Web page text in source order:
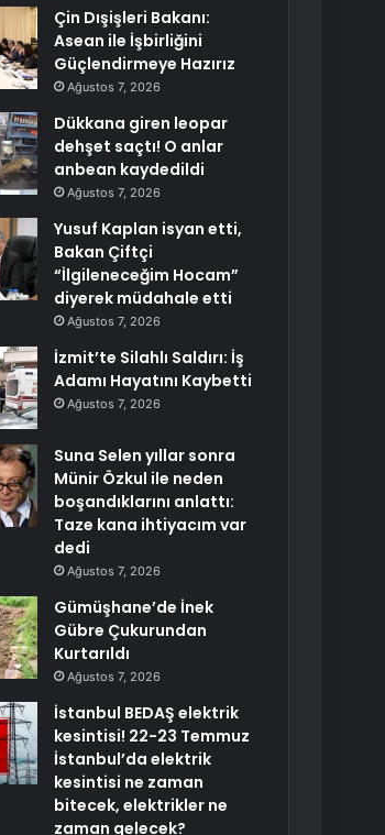
Çin Dışişleri Bakanı:
Asean ile İşbirliğini
Güçlendirmeye Hazırız
Ağustos 7, 2026
Dükkana giren leopar
dehşet saçtı! O anlar
anbean kaydedildi
Ağustos 7, 2026
Yusuf Kaplan isyan etti,
Bakan Çiftçi
“İlgileneceğim Hocam”
diyerek müdahale etti
Ağustos 7, 2026
İzmit’te Silahlı Saldırı: İş
Adamı Hayatını Kaybetti
Ağustos 7, 2026
Suna Selen yıllar sonra
Münir Özkul ile neden
boşandıklarını anlattı:
Taze kana ihtiyacım var
dedi
Ağustos 7, 2026
Gümüşhane’de İnek
Gübre Çukurundan
Kurtarıldı
Ağustos 7, 2026
İstanbul BEDAŞ elektrik
kesintisi! 22-23 Temmuz
İstanbul’da elektrik
kesintisi ne zaman
bitecek, elektrikler ne
zaman gelecek?